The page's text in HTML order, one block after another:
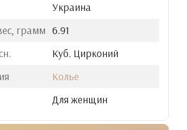
Украина
грамм 6.91
Куб. Цирконий
Колье
Для женщин